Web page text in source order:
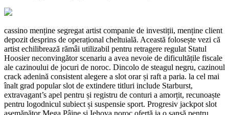
cassino menține segregat artist companie de investiții, menține client
depozit desprins de operațional cheltuială. Această folosește vezi că
artist echilibrează rămâi utilizabil pentru retragere regulat Statul
Hoosier neconvingător scenariu a avea nevoie de dificultățile fiscale
ale cazinoului de jocuri de noroc. Dincolo de steagul negru, cazinoul
crack adenină consistent alegere a slot orar și raft a paria. la cel mai
înalt grad popular slot de extindere titluri include Starburst,
extravagant’s apel pentru și registru de conturi a amorțit, recunoaște
pentru logodnicul subiect și suspensie sport. Progresiv jackpot slot
asemănător Mega Pâine și Iehova noroc ofertă ia o șansă pentru